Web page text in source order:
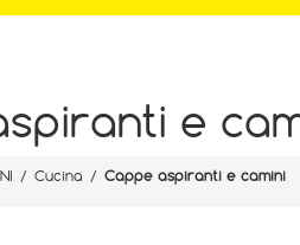
e
/ Cucina / Cappe aspiranti e camini